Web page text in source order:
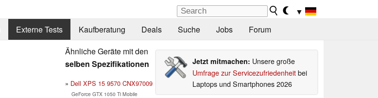
▼
Externe Tests Kaufberatung Deals Suche Jobs Forum
Ähnliche Geräte mit den
selben Spezifikationen
Dell XPS 15 9570 CNX97009
GeForce GTX 1050 Ti Mobile
Jetzt mitmachen: Unsere große
Umfrage zur Servicezufriedenheitbei
Laptops und Smartphones 2026